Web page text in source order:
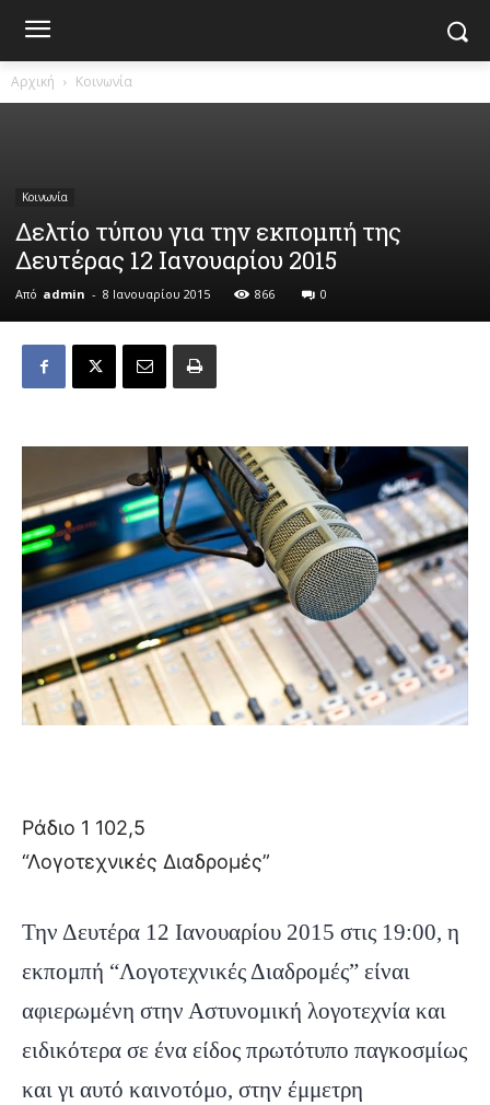
Αρχική Κοινωνία
Κοινωνία
Δελτίο τύπου για την εκπομπή της
Δευτέρας 12 Ιανουαρίου 2015
Από admin - 8 Ιανουαρίου 2015 866 0
Ράδιο 1 102,5
“Λογοτεχνικές Διαδρομές”
Την Δευτέρα 12 Ιανουαρίου 2015 στις 19:00, η
εκπομπή “Λογοτεχνικές Διαδρομές” είναι
αφιερωμένη στην Αστυνομική λογοτεχνία και
ειδικότερα σε ένα είδος πρωτότυπο παγκοσμίως
και γι αυτό καινοτόμο, στην έμμετρη